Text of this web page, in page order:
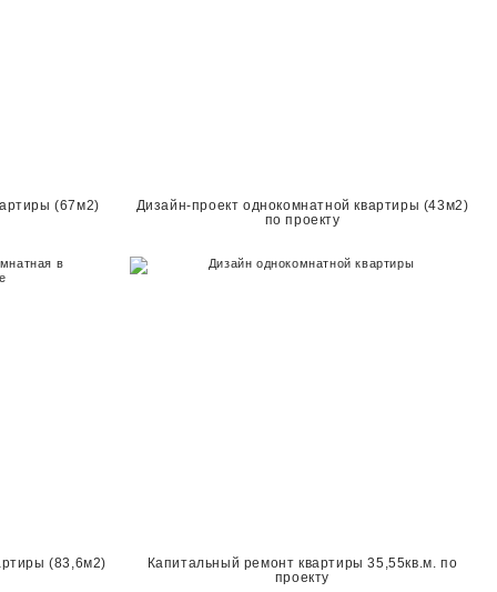
(67м2)
Дизайн-проект однокомнатной квартиры (43м2)
по проекту
(83,6м2)
Капитальный ремонт квартиры 35,55кв.м. по
проекту